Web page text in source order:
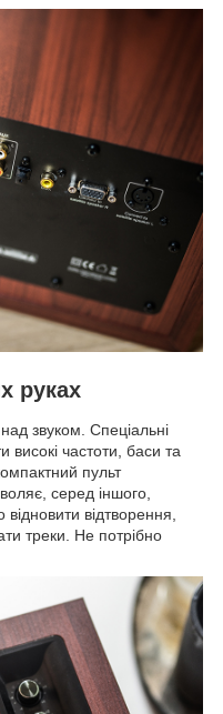
руках
звуком. Спеціальні
високі частоти, баси та
пульт
серед іншого,
відтворення,
треки. Не потрібно